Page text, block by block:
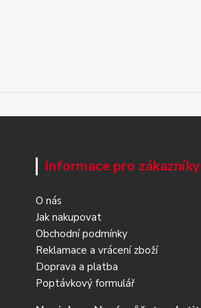
Informace pro zákazníky
O nás
Jak nakupovat
Obchodní podmínky
Reklamace a vrácení zboží
Doprava a platba
Poptávkový formulář